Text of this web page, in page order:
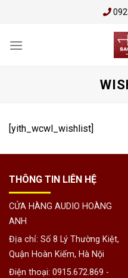
[yith_wcwl_wishlist]
THÔNG TIN LIÊN HỆ
CỬA HÀNG AUDIO HOÀNG
ANH
Địa chỉ: Số 8 Lý Thường Kiệt,
Quận Hoàn Kiếm, Hà Nội
Điện thoại: 0915.672.869 -